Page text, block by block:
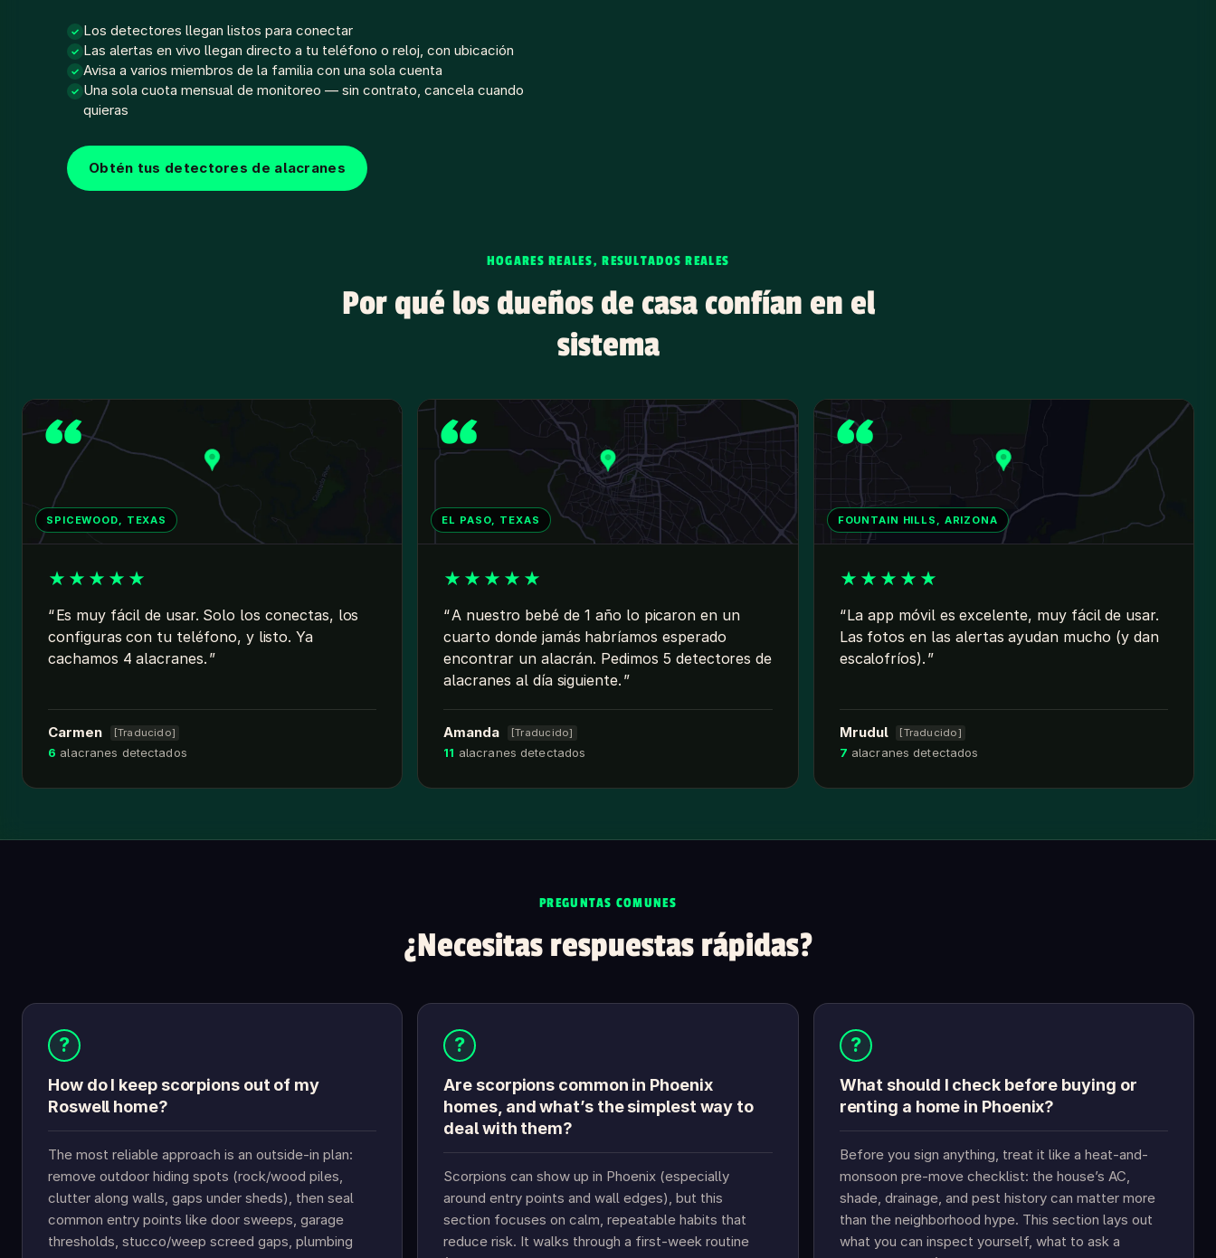
✓ Los detectores llegan listos para conectar
✓ Las alertas en vivo llegan directo a tu teléfono o reloj, con ubicación
✓ Avisa a varios miembros de la familia con una sola cuenta
✓ Una sola cuota mensual de monitoreo — sin contrato, cancela cuando
quieras
Obtén tus detectores de alacranes
HOGARES REALES, RESULTADOS REALES
Por qué los dueños de casa confían en el
sistema
SPICEWOOD, TEXAS
★ ★ ★ ★ ★
Es muy fácil de usar. Solo los conectas, los
configuras con tu teléfono, y listo. Ya
cachamos 4 alacranes.
Carmen [Traducido]
6 alacranes detectados
EL PASO, TEXAS
★ ★ ★ ★ ★
A nuestro bebé de 1 año lo picaron en un
cuarto donde jamás habríamos esperado
encontrar un alacrán. Pedimos 5 detectores de
alacranes al día siguiente.
Amanda [Traducido]
11 alacranes detectados
FOUNTAIN HILLS, ARIZONA
★ ★ ★ ★ ★
La app móvil es excelente, muy fácil de usar.
Las fotos en las alertas ayudan mucho (y dan
escalofríos).
Mrudul [Traducido]
7 alacranes detectados
PREGUNTAS COMUNES
¿Necesitas respuestas rápidas?
?
How do I keep scorpions out of my
Roswell home?
The most reliable approach is an outside-in plan:
remove outdoor hiding spots (rock/wood piles,
clutter along walls, gaps under sheds), then seal
common entry points like door sweeps, garage
thresholds, stucco/weep screed gaps, plumbing
?
Are scorpions common in Phoenix
homes, and what’s the simplest way to
deal with them?
Scorpions can show up in Phoenix (especially
around entry points and wall edges), but this
section focuses on calm, repeatable habits that
reduce risk. It walks through a first-week routine
?
What should I check before buying or
renting a home in Phoenix?
Before you sign anything, treat it like a heat-and-
monsoon pre-move checklist: the house’s AC,
shade, drainage, and pest history can matter more
than the neighborhood hype. This section lays out
what you can inspect yourself, what to ask a